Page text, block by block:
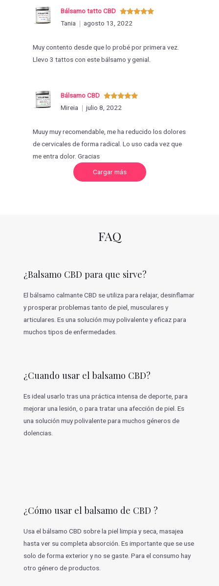
Valorado
con
Bálsamo tatto CBD
Tania
agosto 13, 2022
Muy contento desde que lo probé por primera vez.
Llevo 3 tattos con este bálsamo y genial.
Valorado
con5de 5
Bálsamo CBD
Mireia
julio 8, 2022
Muuy muy recomendable, me ha reducido los dolores
de cervicales de forma radical. Lo uso cada vez que
me entra dolor. Gracias
Cargar másC
r
i
o
e
s
FAQ
¿Balsamo CBD para que sirve?
El bálsamo calmante CBD se utiliza para relajar, desinflamar
y prosperar problemas tanto de piel, musculares y
articulares. Es una solución muy polivalente y eficaz para
muchos tipos de enfermedades.
¿Cuando usar el balsamo CBD?
Es ideal usarlo tras una práctica intensa de deporte, para
mejorar una lesión, o para tratar una afección de piel. Es
una solución muy polivalente para muchos géneros de
dolencias.
¿Cómo usar el balsamo de CBD ?
Usa el bálsamo CBD sobre la piel limpia y seca, masajea
hasta ver su completa absorción. Es importante que se use
solo de forma exterior y no se gaste. Para el consumo hay
otro género de productos.